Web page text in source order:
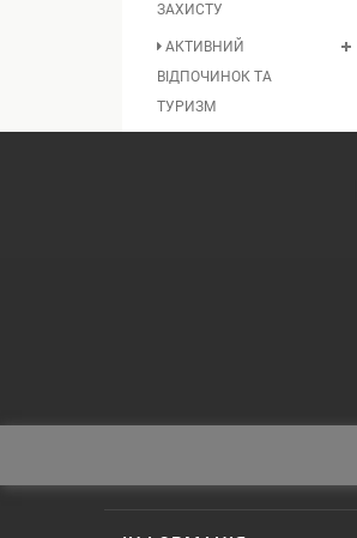
ЗАХИСТУ
АКТИВНИЙ
ВІДПОЧИНОК ТА
ТУРИЗМ